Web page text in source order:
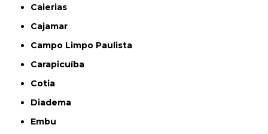
Caierias
Cajamar
Campo Limpo Paulista
Carapicuíba
Cotia
Diadema
Embu